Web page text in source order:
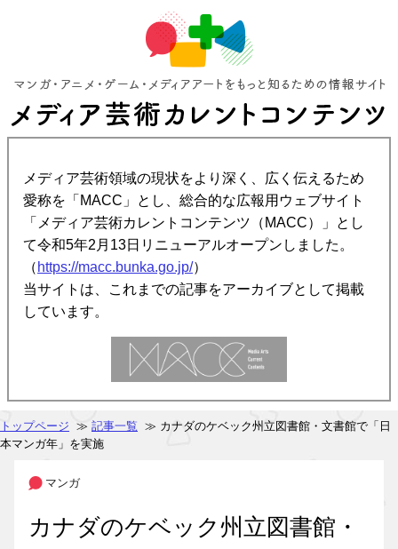
メディア芸術領域の現状をより深く、広く伝えるため
愛称を「MACC」とし、総合的な広報用ウェブサイト
「メディア芸術カレントコンテンツ（MACC）」とし
て令和5年2月13日リニューアルオープンしました。
（ https://macc.bunka.go.jp/）
当サイトは、これまでの記事をアーカイブとして掲載
しています。
トップページ ≫ 記事一覧 ≫ カナダのケベック州立図書館・文書館で「日
本マンガ年」を実施
マンガ
カナダのケベック州立図書館・